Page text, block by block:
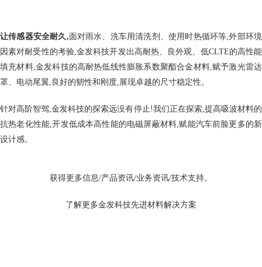
让传感器安全耐久,面对雨水、洗车用清洗剂、使用时热循环等,外部环境
因素对耐受性的考验,金发科技开发出高耐热、良外观、低CLTE的高性能
填充材料,金发科技的高耐热低线性膨胀系数聚酯合金材料,赋予激光雷达
罩、电动尾翼,良好的韧性和刚度,展现卓越的尺寸稳定性。
针对高阶智驾,金发科技的探索远没有停止!我们正在探索,提高吸波材料的
抗热老化性能,开发低成本高性能的电磁屏蔽材料,赋能汽车前脸更多的新
设计感。
获得更多信息/产品资讯/业务资讯/技术支持。
了解更多金发科技先进材料解决方案